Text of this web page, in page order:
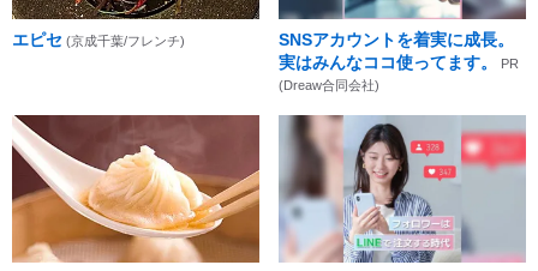
エピセ (京成千葉/フレンチ)
SNSアカウントを着実に成長。
実はみんなココ使ってます。
PR
(Dreaw合同会社)